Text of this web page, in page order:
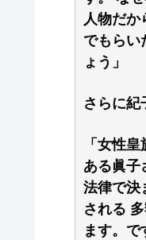
人物だ
でもらい
ょう」
さらに紀
「女性
ある眞子
法律で決
される
ます。